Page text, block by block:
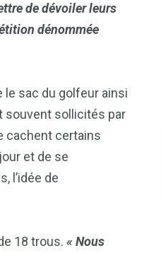
de dévoiler leurs
dénommée
le sac du golfeur ainsi
souvent sollicités par
cachent certains
et de se
l’idée de
18 trous. « Nous